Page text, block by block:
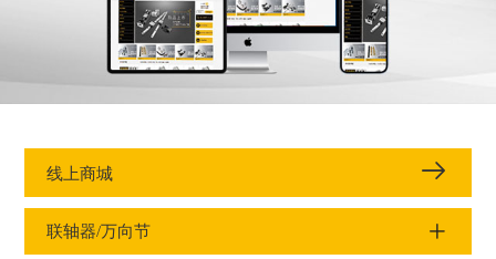
线上商城
联轴器/万向节